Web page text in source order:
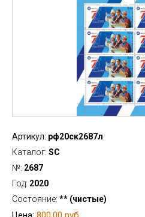
Артикул: рф20ск2687л
Каталог: SC
№: 2687
Год: 2020
Состояние: ** (чистые)